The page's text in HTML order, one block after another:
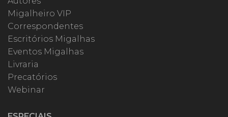
Migalheiro VIP
Correspondentes
Escritórios Migalhas
Eventos Migalhas
Livraria
Precatórios
Webinar